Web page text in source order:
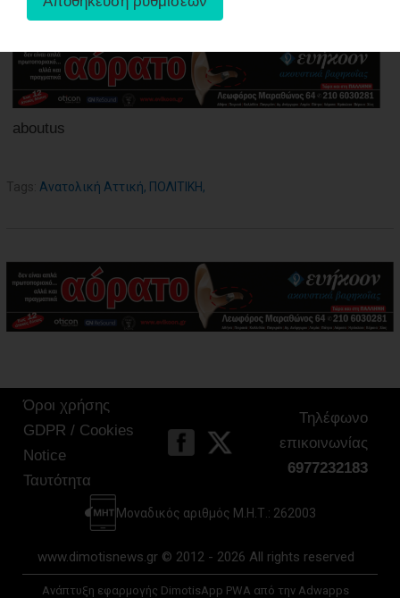
aboutus
Tags: Ανατολική Αττική, ΠΟΛΙΤΙΚΗ,
Όροι χρήσης
GDPR / Cookies
Notice
Ταυτότητα
Τηλέφωνο
επικοινωνίας
6977232183
Μοναδικός αριθμός Μ.Η.Τ.: 262003
www.dimotisnews.gr © 2012 - 2026 All rights reserved
Ανάπτυξη εφαρμογής DimotisApp PWA από την Adwapps